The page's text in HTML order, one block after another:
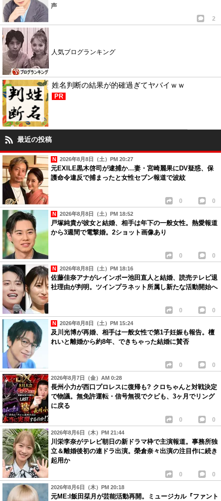
声
2
人気ブログランキング
姓名判断の結果が的確過ぎてヤバイｗｗ
PR
最近の投稿
2026年8月8日（土）PM 20:27
元EXILE黒木啓司が逮捕か…妻・宮崎麗果にDV疑惑、保
護命令違反で捕まったと女性セブン報道で波紋
0 0
2026年8月8日（土）PM 18:52
戸塚純貴が彼女と結婚、相手は年下の一般女性。熱愛報道
から3週間で電撃婚。2ショット画像あり
0 0
2026年8月8日（土）PM 18:16
佐藤佳奈アナがレインボー池田直人と結婚、読売テレビ退
社理由が判明。ツインプラネット所属し新たな活動開始へ
0 0
2026年8月8日（土）PM 15:24
及川光博が再婚、相手は一般女性で第1子妊娠も報告。檀
れいと離婚から約8年、できちゃった結婚に賛否
0 0
2026年8月7日（金）AM 0:28
長州小力が西口プロレスに復帰も? クロちゃんと対戦決定
で物議。無免許運転・信号無視でクビも、3ヶ月でリング
に戻る
0 0
2026年8月6日（木）PM 21:44
川栄李奈がテレビ朝日の新ドラマ枠で主演報道。事務所独
立＆離婚後初の連ドラ出演。榮倉奈々出演の注目作に続き
起用か
0 0
2026年8月6日（木）PM 20:18
元ME:I飯田栞月が芸能活動再開。ミュージカル『ファント